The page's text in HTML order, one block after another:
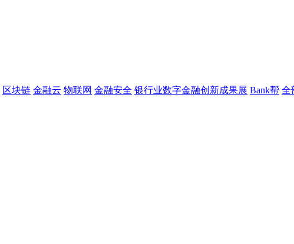
区块链 金融云 物联网 金融安全 银行业数字金融创新成果展 Bank帮 全